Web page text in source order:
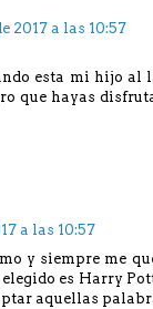
2017 a las 10:57
esta mi hijo al
que hayas
a las 10:57
y siempre me
es Harry
aquellas